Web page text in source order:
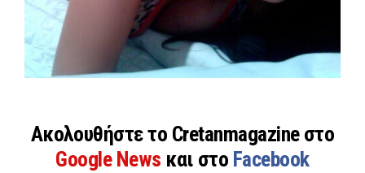
Ακολουθήστε το Cretanmagazine στο
Google News και στο Facebook